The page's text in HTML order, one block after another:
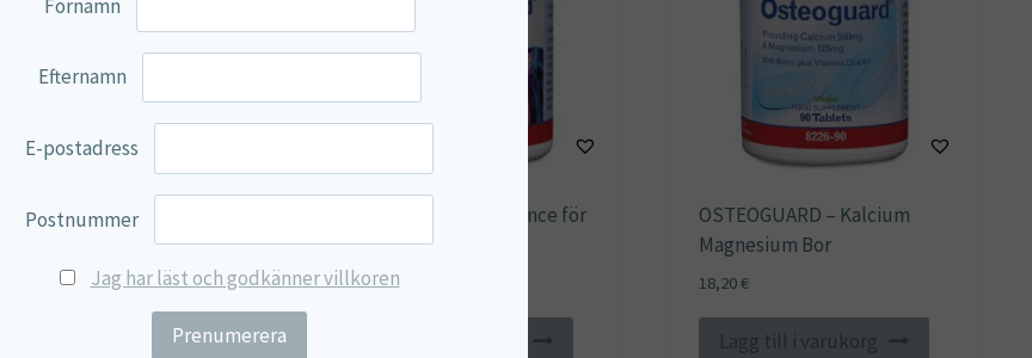
Calcium Ascorbate –
OSTEOGUARD – Advance för
skelettet & benhälsa
27,75€
OSTEOGUARD – Kalcium
Magnesium Bor
18,20€
Lägg till i varukorg
Förnamn
Efternamn
E-postadress
Postnummer
Jag har läst och godkänner villkoren